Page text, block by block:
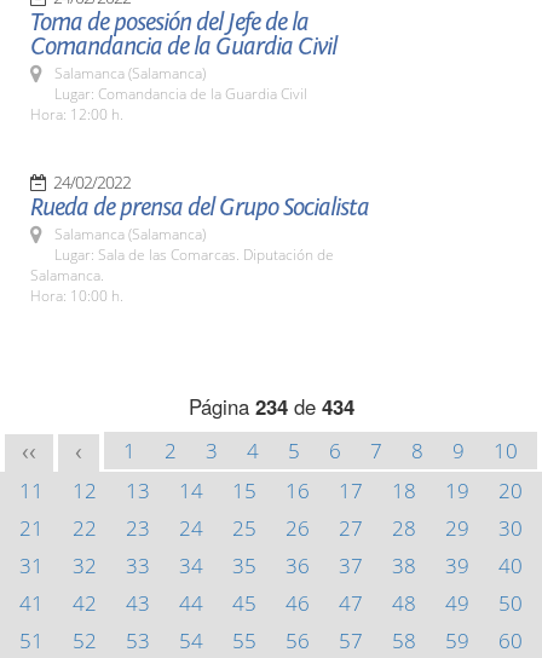
Toma de posesión del Jefe de la
Comandancia de la Guardia Civil
Salamanca (Salamanca)
Lugar: Comandancia de la Guardia Civil
Hora: 12:00 h.
24/02/2022
Rueda de prensa del Grupo Socialista
Salamanca (Salamanca)
Lugar: Sala de las Comarcas. Diputación de
Salamanca.
Hora: 10:00 h.
Página 234de 434
<< < 1 2 3 4 5 6 7 8 9
10
11
12 13 14 15 16 17 18 19
20
21
22 23 24 25 26 27 28 29
30
31
32 33 34 35 36 37 38 39
40
41
42 43 44 45 46 47 48 49
50
51
52 53 54 55 56 57 58 59
60